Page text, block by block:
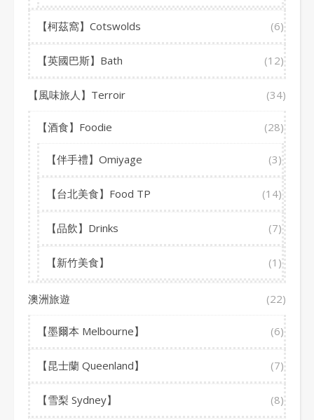
【柯茲窩】Cotswolds (6)
【英國巴斯】Bath (12)
【風味旅人】Terroir (34)
【酒食】Foodie (28)
【伴手禮】Omiyage (3)
【台北美食】Food TP (14)
【品飲】Drinks (7)
【新竹美食】 (1)
澳洲旅遊 (22)
【墨爾本 Melbourne】 (6)
【昆士蘭 Queenland】 (7)
【雪梨 Sydney】 (8)